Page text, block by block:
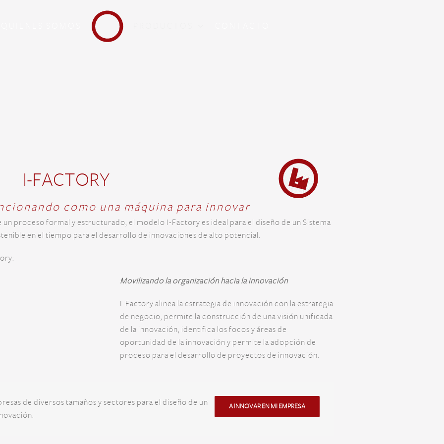
I-FACTORY
como una máquina para innovar
un proceso formal y estructurado, el modelo I-Factory es ideal para el diseño de un Sistema
en el tiempo para el desarrollo de innovaciones de alto potencial.
Movilizando la organización hacia la innovación
I-Factory alinea la estrategia de innovación con la estrategia
de negocio, permite la construcción de una visión unificada
de la innovación, identifica los focos y áreas de
oportunidad de la innovación y permite la adopción de
proceso para el desarrollo de proyectos de innovación.
A INNOVAR EN MI EMPRESA
de diversos tamaños y sectores para el diseño de un